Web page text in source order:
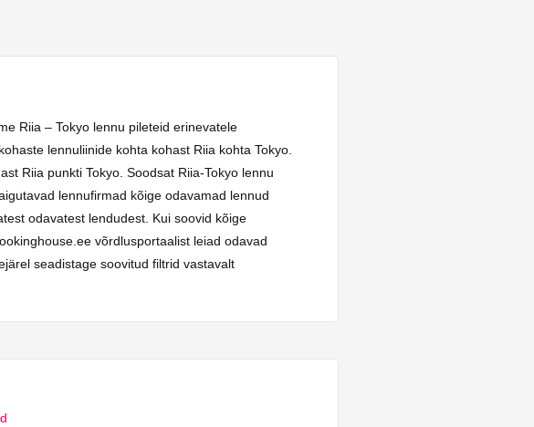
Riia – Tokyo lennu pileteid erinevatele
lennuliinide kohta kohast Riia kohta Tokyo.
Riia punkti Tokyo. Soodsat Riia-Tokyo lennu
lennufirmad kõige odavamad lennud
odavatest lendudest. Kui soovid kõige
võrdlusportaalist leiad odavad
seadistage soovitud filtrid vastavalt